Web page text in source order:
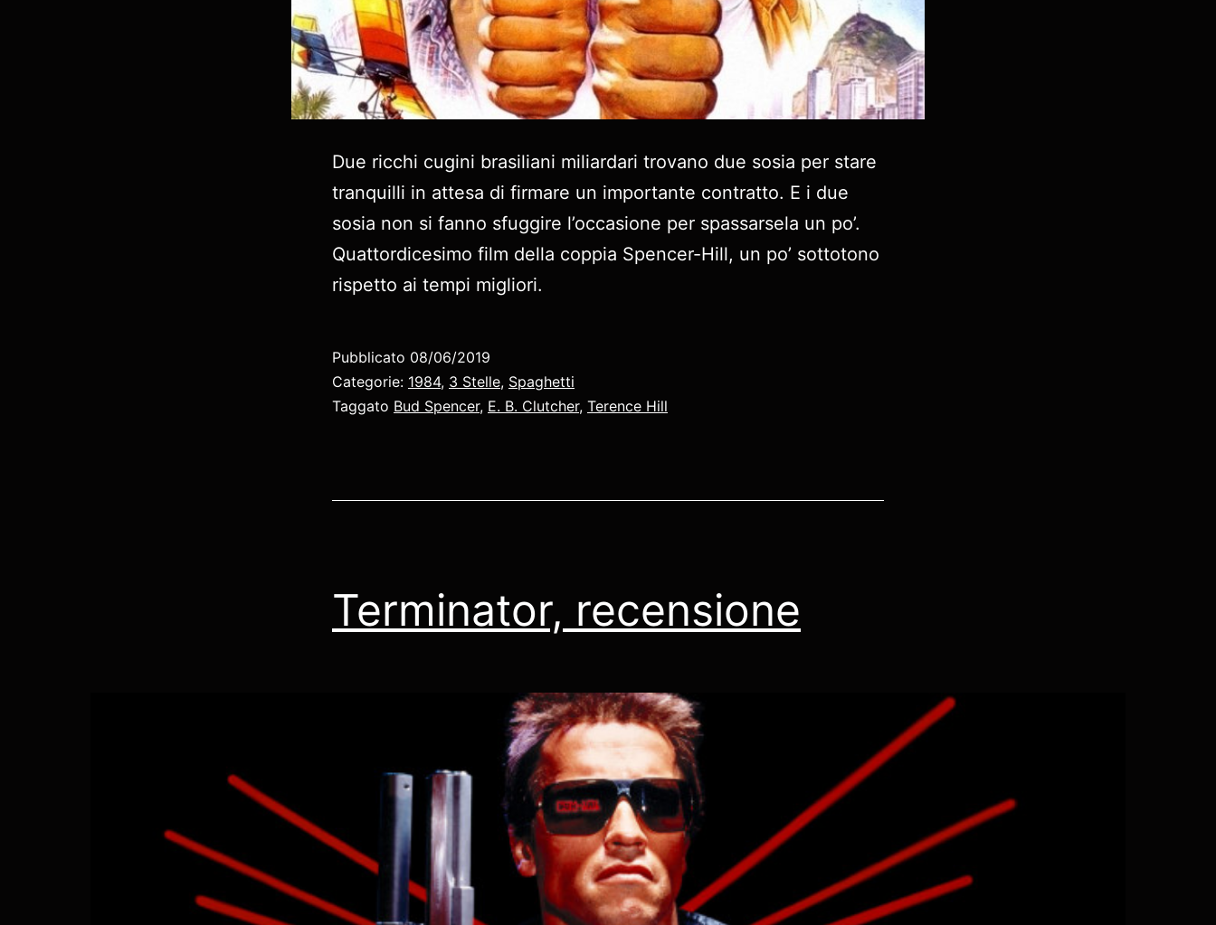
Due ricchi cugini brasiliani miliardari trovano due sosia per stare
tranquilli in attesa di firmare un importante contratto. E i due
sosia non si fanno sfuggire l’occasione per spassarsela un po’.
Quattordicesimo film della coppia Spencer-Hill, un po’ sottotono
rispetto ai tempi migliori.
Pubblicato 08/06/2019
Categorie: 1984, 3 Stelle, Spaghetti
Taggato Bud Spencer, E. B. Clutcher, Terence Hill
Terminator, recensione